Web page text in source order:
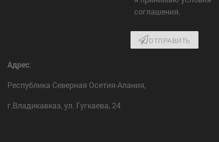
соглашения.
ОТПРАВИТЬ
Адрес:
Республика Северная Осетия-Алания,
г.Владикавказ, ул. Гугкаева, 24